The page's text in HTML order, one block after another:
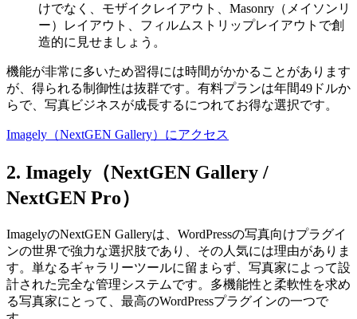
けでなく、モザイクレイアウト、Masonry（メイソンリ
ー）レイアウト、フィルムストリップレイアウトで創
造的に見せましょう。
機能が非常に多いため習得には時間がかかることがあります
が、得られる制御性は抜群です。有料プランは年間49ドルか
らで、写真ビジネスが成長するにつれてお得な選択です。
Imagely（NextGEN Gallery）にアクセス
2. Imagely（NextGEN Gallery /
NextGEN Pro）
ImagelyのNextGEN Galleryは、WordPressの写真向けプラグイ
ンの世界で強力な選択肢であり、その人気には理由がありま
す。単なるギャラリーツールに留まらず、写真家によって設
計された完全な管理システムです。多機能性と柔軟性を求め
る写真家にとって、最高のWordPressプラグインの一つで